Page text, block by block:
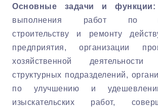
Основные задачи и функции:
выполнения работ по
строительству и ремонту
предприятия, организации
хозяйственной деятельности
структурных подразделений,
по улучшению и
изыскательских работ,